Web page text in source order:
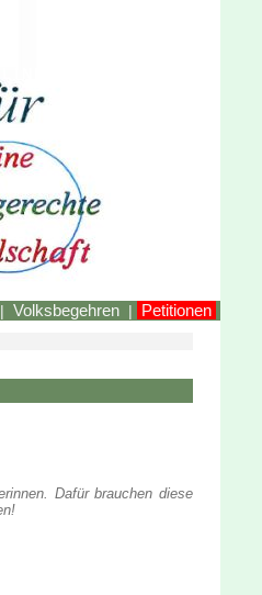
| Volksbegehren | Petitionen
Dafür brauchen diese